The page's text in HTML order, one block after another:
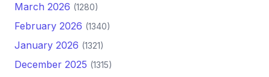
March 2026 (1280)
February 2026 (1340)
January 2026 (1321)
December 2025 (1315)